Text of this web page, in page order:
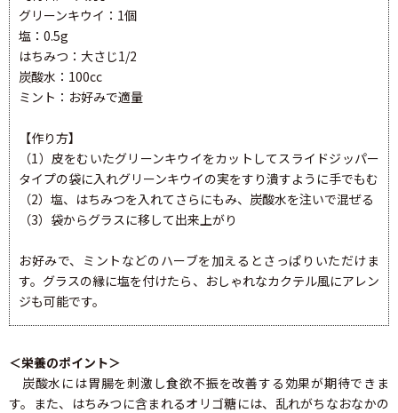
グリーンキウイ：1個
塩：0.5g
はちみつ：大さじ1/2
炭酸水：100cc
ミント：お好みで適量
【作り方】
（1）皮をむいたグリーンキウイをカットしてスライドジッパー
タイプの袋に入れグリーンキウイの実をすり潰すように手でもむ
（2）塩、はちみつを入れてさらにもみ、炭酸水を注いで混ぜる
（3）袋からグラスに移して出来上がり
お好みで、ミントなどのハーブを加えるとさっぱりいただけま
す。グラスの縁に塩を付けたら、おしゃれなカクテル風にアレン
ジも可能です。
＜栄養のポイント＞
炭酸水には胃腸を刺激し食欲不振を改善する効果が期待できま
す。また、はちみつに含まれるオリゴ糖には、乱れがちなおなかの